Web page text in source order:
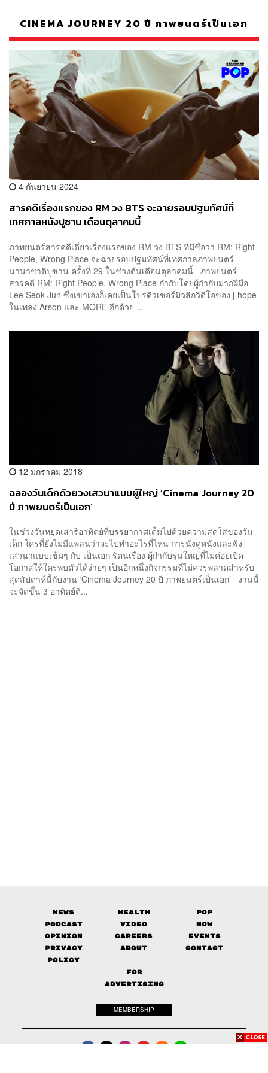
CINEMA JOURNEY 20 ปี ภาพยนตร์เป็นเอก
4 กันยายน 2024
สารคดีเรื่องแรกของ RM วง BTS จะฉายรอบปฐมทัศน์ที่
เทศกาลหนังปูซาน เดือนตุลาคมนี้
ภาพยนตร์สารคดีเดี่ยวเรื่องแรกของ RM วง BTS ที่มีชื่อว่า RM: Right
People, Wrong Place จะฉายรอบปฐมทัศน์ที่เทศกาลภาพยนตร์
นานาชาติปูซาน ครั้งที่ 29 ในช่วงต้นเดือนตุลาคมนี้ ภาพยนตร์
สารคดี RM: Right People, Wrong Place กำกับโดยผู้กำกับมากฝีมือ
Lee Seok Jun ซึ่งเขาเองก็เคยเป็นโปรดิวเซอร์มิวสิกวิดีโอของ j-hope
ในเพลง Arson และ MORE อีกด้วย ...
12 มกราคม 2018
ฉลองวันเด็กด้วยวงเสวนาแบบผู้ใหญ่ ‘Cinema Journey 20
ปี ภาพยนตร์เป็นเอก’
ในช่วงวันหยุดเสาร์อาทิตย์ที่บรรยากาศเต็มไปด้วยความสดใสของวัน
เด็ก ใครที่ยังไม่มีแพลนว่าจะไปทำอะไรที่ไหน การนั่งดูหนังและฟัง
เสวนาแบบเข้มๆ กับ เป็นเอก รัตนเรือง ผู้กำกับรุ่นใหญ่ที่ไม่ค่อยเปิด
โอกาสให้ใครพบตัวได้ง่ายๆ เป็นอีกหนึ่งกิจกรรมที่ไม่ควรพลาดสำหรับ
สุดสัปดาห์นี้กับงาน ‘Cinema Journey 20 ปี ภาพยนตร์เป็นเอก’ งานนี้
จะจัดขึ้น 3 อาทิตย์ติ...
News Wealth
Pop
Podcast
Video
Now
Opinion
Careers
Events
Privacy
Policy
About Contact
FOR
ADVERTISING
MEMBERSHIP